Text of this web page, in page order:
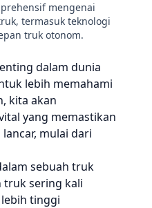
mengenai
termasuk teknologi
truk otonom.
dalam dunia
lebih memahami
kita akan
yang memastikan
mulai dari
sebuah truk
truk sering kali
tinggi